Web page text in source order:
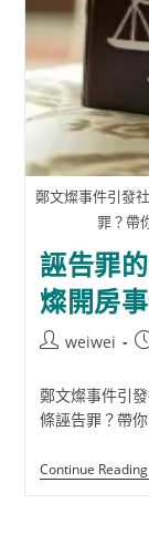
鄭文燦事件引發
罪？帶
誣告罪
燦開房
Postweiwei
鄭文燦事件引
條誣告罪？帶
Continue Reading